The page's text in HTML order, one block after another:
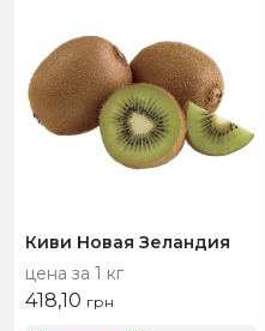
Киви Новая Зеландия
цена за 1 кг
418,10 грн